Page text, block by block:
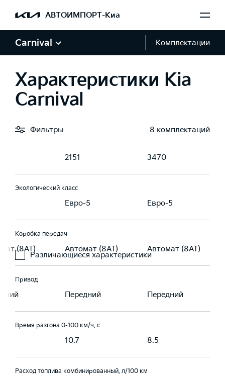
АВТОИМПОРТ-Киа
Carnival Комплектации
Характеристики Kia
Carnival
Фильтры 8 комплектаций
Различающиеся характеристики
199
Тип топлива
2151 3470
Экологический класс
Евро-5 Евро-5
Коробка передач
(8AT) Автомат (8AT) Автомат (8AT)
Привод
Передний Передний
Время разгона 0-100 км/ч, с
10.7 8.5
Расход топлива комбинированный, л/100 км